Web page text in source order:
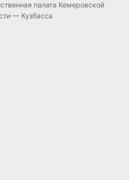
палата Кемеровской
— Кузбасса